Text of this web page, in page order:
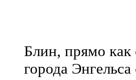
Блин, прямо как
города